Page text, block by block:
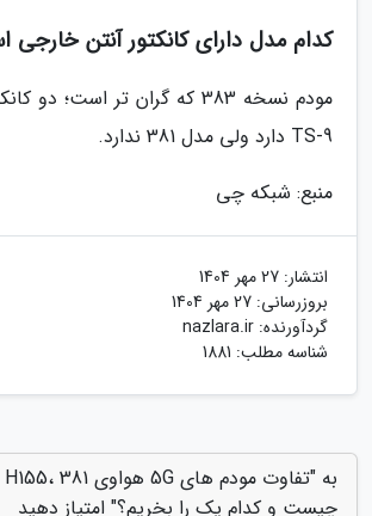
کدام مدل دارای کانکتور آنتن
مودم نسخه 383 که گران تر است؛
TS-9 دارد ولی مدل 381 ندارد.
منبع: شبکه چی
انتشار: 27 مهر 1404
بروزرسانی: 27 مهر 1404
گردآورنده: nazlara.ir
شناسه مطلب: 1881
چیست و کدام یک را بخریم؟" امتیاز دهید